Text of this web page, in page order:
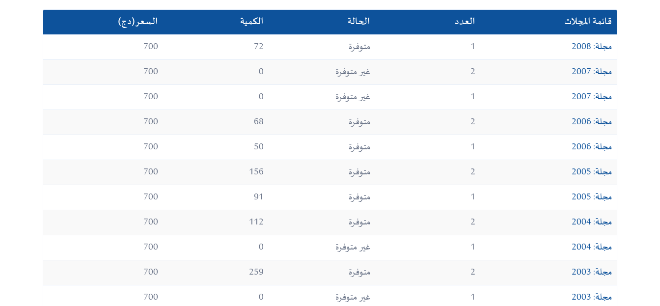
قائمة المجلات العدد الحالة الكمية السعر(دج)
مجلة: 2008 1 متوفرة 72
700
مجلة: 2007
2 غير متوفرة 0
700
مجلة: 2007
1 غير متوفرة 0
700
مجلة: 2006
2 متوفرة 68
700
مجلة: 2006
1 متوفرة 50
700
مجلة: 2005
2 متوفرة 156
700
مجلة: 2005
1 متوفرة 91
700
مجلة: 2004
2 متوفرة 112
700
مجلة: 2004
1 غير متوفرة 0
700
مجلة: 2003
2 متوفرة 259
700
مجلة: 2003
1 غير متوفرة 0
700